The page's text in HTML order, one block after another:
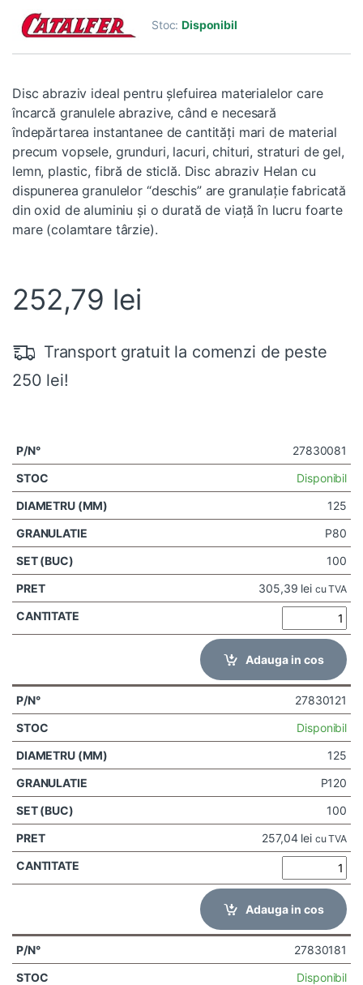
Stoc:Disponibil
Disc abraziv ideal pentru şlefuirea materialelor care
încarcă granulele abrazive, când e necesară
îndepărtarea instantanee de cantităţi mari de material
precum vopsele, grunduri, lacuri, chituri, straturi de gel,
lemn, plastic, fibră de sticlă. Disc abraziv Helan cu
dispunerea granulelor “deschis” are granulaţie fabricată
din oxid de aluminiu și o durată de viață în lucru foarte
mare (colamtare târzie).
252,79 lei
Transport gratuit la comenzi de peste
250 lei!
27830081
Disponibil
125
P80
100
305,39 lei cu TVA
Adauga in cos
27830121
Disponibil
125
P120
100
257,04 lei cu TVA
Adauga in cos
27830181
Disponibil